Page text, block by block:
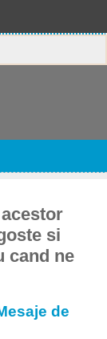
si
cand ne
de